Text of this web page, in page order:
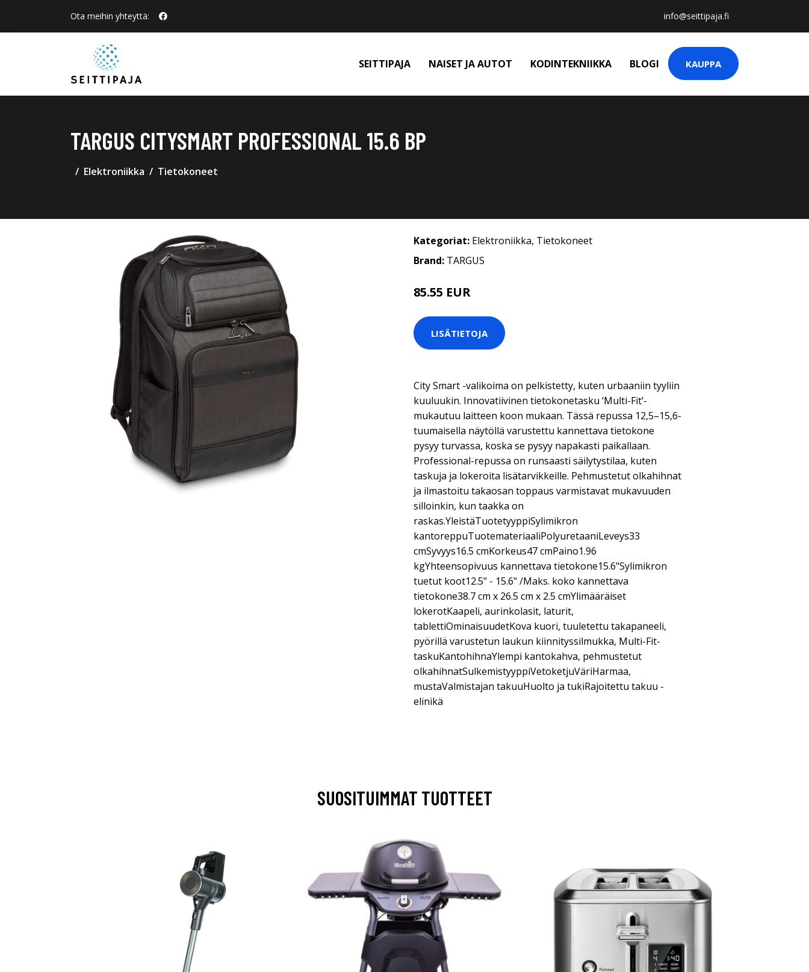
Ota meihin yhteyttä: info@seittipaja.fi
SEITTIPAJA NAISET JA AUTOT KODINTEKNIIKKA BLOGI KAUPPA
TARGUS CITYSMART PROFESSIONAL 15.6 BP
Elektroniikka Tietokoneet
Kategoriat: Elektroniikka, Tietokoneet
Brand: TARGUS
85.55 EUR
LISÄTIETOJA
City Smart -valikoima on pelkistetty, kuten urbaaniin tyyliin
kuuluukin. Innovatiivinen tietokonetasku ‘Multi-Fit’-
mukautuu laitteen koon mukaan. Tässä repussa 12,5–15,6-
tuumaisella näytöllä varustettu kannettava tietokone
pysyy turvassa, koska se pysyy napakasti paikallaan.
Professional-repussa on runsaasti säilytystilaa, kuten
taskuja ja lokeroita lisätarvikkeille. Pehmustetut olkahihnat
ja ilmastoitu takaosan toppaus varmistavat mukavuuden
silloinkin, kun taakka on
raskas.YleistäTuotetyyppiSylimikron
kantoreppuTuotemateriaaliPolyuretaaniLeveys33
cmSyvyys16.5 cmKorkeus47 cmPaino1.96
kgYhteensopivuus kannettava tietokone15.6"Sylimikron
tuetut koot12.5" - 15.6" /Maks. koko kannettava
tietokone38.7 cm x 26.5 cm x 2.5 cmYlimääräiset
lokerotKaapeli, aurinkolasit, laturit,
tablettiOminaisuudetKova kuori, tuuletettu takapaneeli,
pyörillä varustetun laukun kiinnityssilmukka, Multi-Fit-
taskuKantohihnaYlempi kantokahva, pehmustetut
olkahihnatSulkemistyyppiVetoketjuVäriHarmaa,
mustaValmistajan takuuHuolto ja tukiRajoitettu takuu -
elinikä
SUOSITUIMMAT TUOTTEET